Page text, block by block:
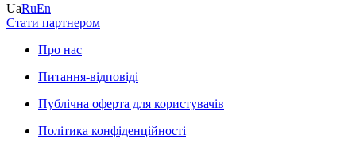
UaRuEn
Стати партнером
Про нас
Питання-відповіді
Публічна оферта для користувачів
Політика конфіденційності